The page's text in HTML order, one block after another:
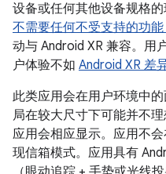
设备或任何其他设备规格
不需要任何不受支持的功
动与 Android XR 兼容。用
户体验不如 Android XR 差
此类应用会在用户环境中
局在较大尺寸下可能并不
应用会相应显示。应用不
现信箱模式。应用具有